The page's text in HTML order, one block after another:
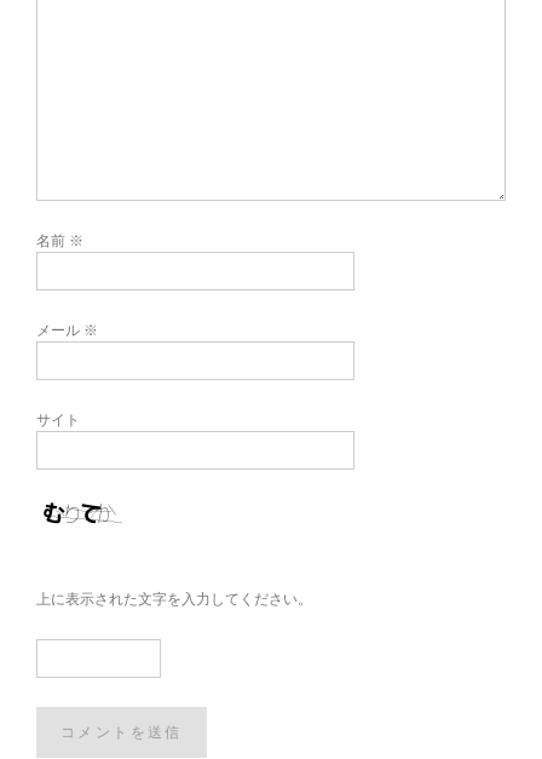
名前 ※
メール ※
サイト
上に表示された文字を入力してください。